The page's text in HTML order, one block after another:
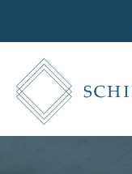
Zur Startseite